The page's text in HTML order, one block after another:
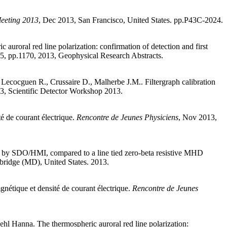
2013, Dec 2013, San Francisco, United States. pp.P43C-2024.
auroral red line polarization: confirmation of detection and first
pp.1170, 2013, Geophysical Research Abstracts.
Lecocguen R., Crussaire D., Malherbe J.M.. Filtergraph calibration
Scientific Detector Workshop 2013.
de courant électrique. Rencontre de Jeunes Physiciens, Nov 2013,
SDO/HMI, compared to a line tied zero-beta resistive MHD
(MD), United States. 2013.
et densité de courant électrique. Rencontre de Jeunes
Hanna. The thermospheric auroral red line polarization: